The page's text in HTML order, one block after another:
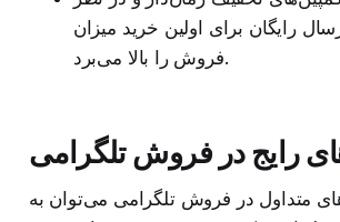
رایگان برای اولین خرید میزان
فروش را بالا می‌برد.
رایج در فروش تلگرامی
متداول در فروش تلگرامی می‌توان به